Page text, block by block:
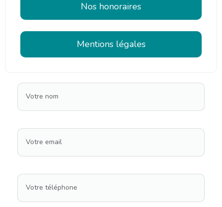
Nos honoraires
Mentions légales
Votre nom
Votre email
Votre téléphone